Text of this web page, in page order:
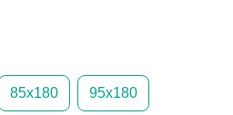
85х180 95х180